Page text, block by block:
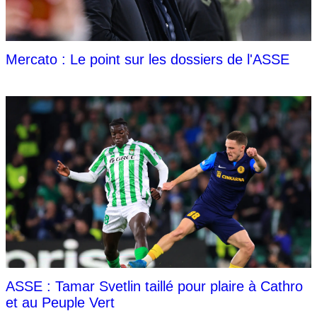
Mercato : Le point sur les dossiers de l'ASSE
ASSE : Tamar Svetlin taillé pour plaire à Cathro
et au Peuple Vert